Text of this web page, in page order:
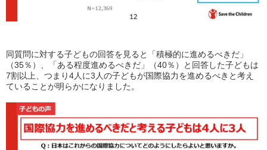
同質問に対する子どもの回答を見ると「積極的に進めるべきだ」
（35％）、「ある程度進めるべきだ」（40％）と回答した子どもは
7割以上、つまり4人に3 人の子どもが国際協力を進めるべきと考え
ていることが明らかになりました。